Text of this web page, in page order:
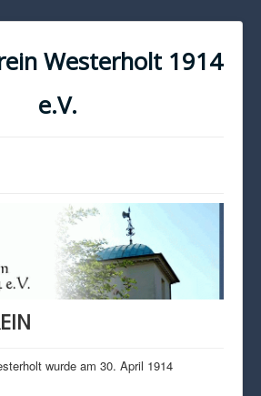
Westerholt 1914
e.V.
wurde am 30. April 1914